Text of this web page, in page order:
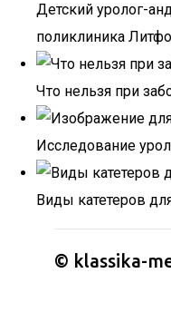
Детский уролог-
поликлиника
Что нельзя при
Исследование
Виды катетеров
© klassika-